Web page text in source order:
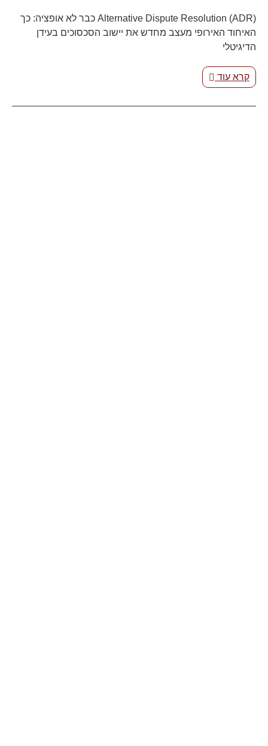
Alternative Dispute Resolution (ADR) כבר לא אופציה: כך
האיחוד האירופי מעצב מחדש את יישוב הסכסוכים בעידן
הדיגיטלי
קרא עוד